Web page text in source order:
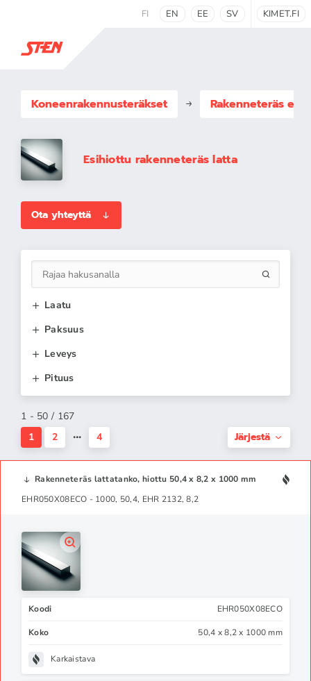
FI EN EE SV KIMET.FI
Koneenrakennus­teräkset Rakenneteräs
Esihiottu rakenneteräs latta
Ota yhteyttä
Laatu
Paksuus
Leveys
Pituus
1 - 50 / 167
1
2 4 Järjestä
Rakenneteräs lattatanko, hiottu 50,4 x 8,2 x 1000 mm
EHR050X08ECO - 1000, 50,4, EHR 2132, 8,2
Koodi EHR050X08ECO
Koko 50,4 x 8,2 x 1000 mm
Karkaistava